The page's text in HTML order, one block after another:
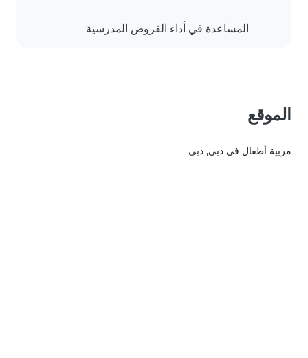
المساعدة في أداء الفروض المدرسية
الموقع
مربية أطفال في دبي, دبي